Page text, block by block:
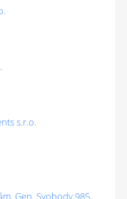
s.r.o.
Gen. Svobody 985